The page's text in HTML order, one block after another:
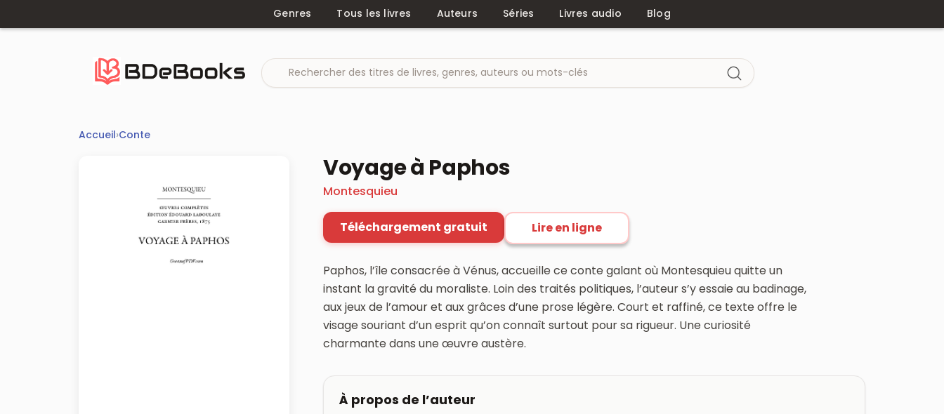
Genres Tous les livres Auteurs Séries Livres audio Blog
Accueil›Conte
Voyage à Paphos
Montesquieu
Téléchargement gratuit Lire en ligne
Paphos, l’île consacrée à Vénus, accueille ce conte galant où Montesquieu quitte un
instant la gravité du moraliste. Loin des traités politiques, l’auteur s’y essaie au badinage,
aux jeux de l’amour et aux grâces d’une prose légère. Court et raffiné, ce texte offre le
visage souriant d’un esprit qu’on connaît surtout pour sa rigueur. Une curiosité
charmante dans une œuvre austère.
À propos de l’auteur